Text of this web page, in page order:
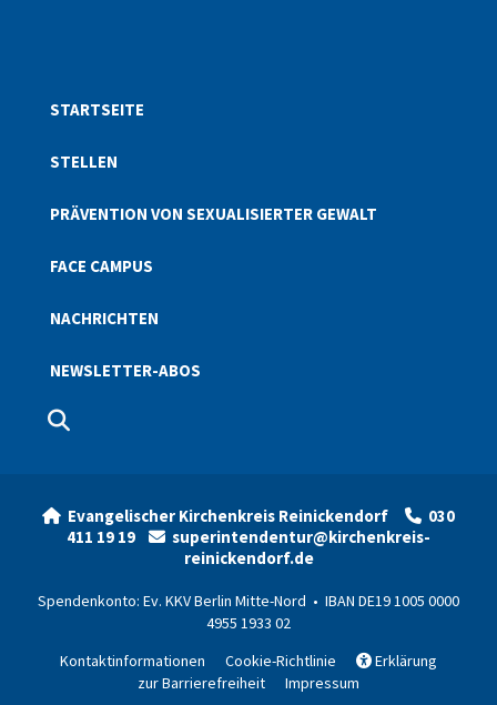
STARTSEITE
STELLEN
PRÄVENTION VON SEXUALISIERTER GEWALT
FACE CAMPUS
NACHRICHTEN
NEWSLETTER-ABOS
 Evangelischer Kirchenkreis Reinickendorf  030
411 19 19
 superintendentur@kirchenkreis-
reinickendorf.de
Spendenkonto: Ev. KKV Berlin Mitte-Nord • IBAN DE19 1005 0000
4955 1933 02
Kontaktinformationen
Cookie-Richtlinie  Erklärung
zur Barrierefreiheit
Impressum